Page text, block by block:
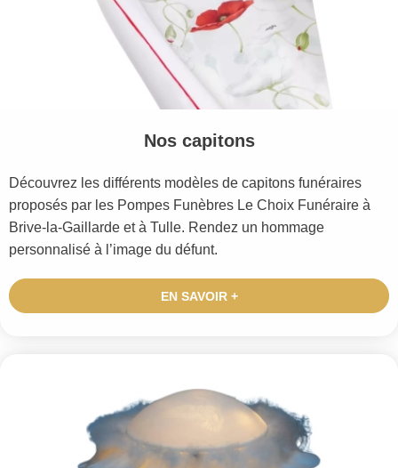
Nos capitons
Découvrez les différents modèles de capitons funéraires
proposés par les Pompes Funèbres Le Choix Funéraire à
Brive-la-Gaillarde et à Tulle. Rendez un hommage
personnalisé à l’image du défunt.
EN SAVOIR +